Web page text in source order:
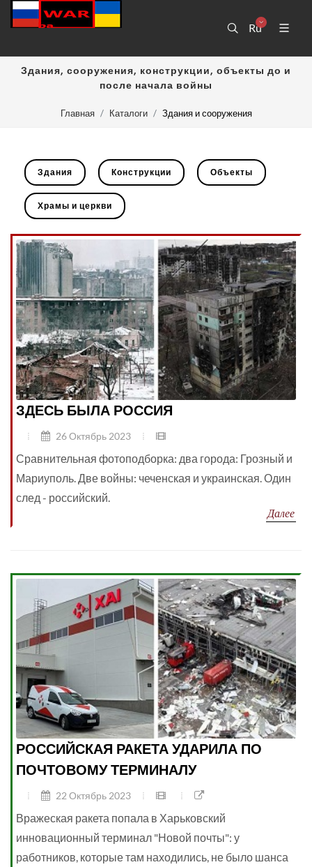
Ru
Здания, сооружения, конструкции, объекты до и
после начала войны
Главная Каталоги Здания и сооружения
Здания Конструкции Объекты
Храмы и церкви
ЗДЕСЬ БЫЛА РОССИЯ
26 Октябрь 2023
Сравнительная фотоподборка: два города: Грозный и
Мариуполь. Две войны: чеченская и украинская. Один
след - российский.
Далее
РОССИЙСКАЯ РАКЕТА УДАРИЛА ПО
ПОЧТОВОМУ ТЕРМИНАЛУ
22 Октябрь 2023
Вражеская ракета попала в Харьковский
инновационный терминал "Новой почты": у
работников, которые там находились, не было шанса